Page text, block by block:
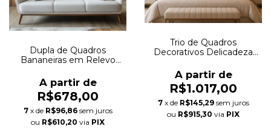
Dupla de Quadros
Bananeiras em Relevo
A partir de
R$678,00
7 x de R$96,86 sem juros
ou R$610,20 via PIX
Trio de Quadros
Decorativos Delicadeza
A partir de
R$1.017,00
7 x de R$145,29 sem juros
ou R$915,30 via PIX